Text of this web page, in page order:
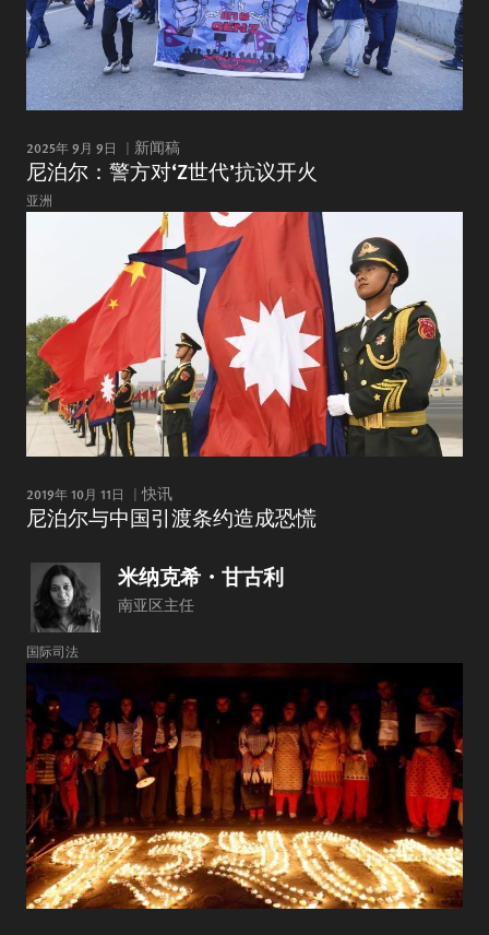
2025年 9月 9日 新闻稿
尼泊尔：警方对‘Z世代’抗议开火
亚洲
2019年 10月 11日 快讯
尼泊尔与中国引渡条约造成恐慌
米纳克希・甘古利
南亚区主任
国际司法